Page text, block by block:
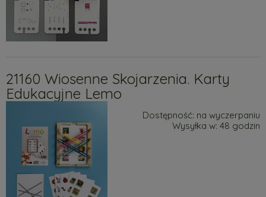
21160 Wiosenne Skojarzenia. Karty
Edukacyjne Lemo
Dostępność: na wyczerpaniu
Wysyłka w: 48 godzin